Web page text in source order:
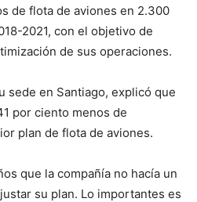
de flota de aviones en 2.300
2021, con el objetivo de
de sus operaciones.
sede en Santiago, explicó que
por ciento menos de
plan de flota de aviones.
que la compañía no hacía un
su plan. Lo importantes es